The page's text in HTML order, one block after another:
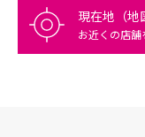
現在地（地
お近くの店舗